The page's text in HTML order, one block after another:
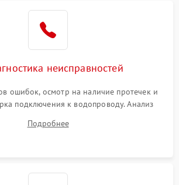
неисправностей
ошибок, осмотр на наличие протечек и
подключения к водопроводу. Анализ
слива, нагрева, вращения
или срабатывание системы защиты
Подробнее